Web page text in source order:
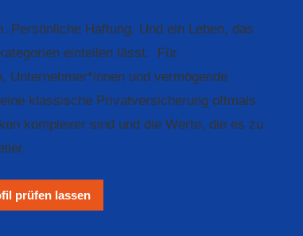
Persönliche Haftung. Und ein Leben, das
einteilen lässt. Für
Unternehmer*innen und vermögende
klassische Privatversicherung oftmals
komplexer sind und die Werte, die es zu
prüfen lassen